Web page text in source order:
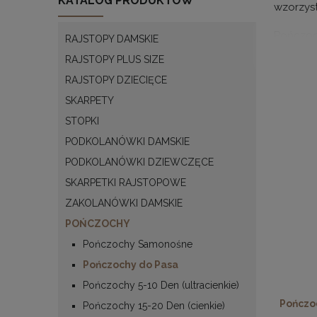
RAJSTOPY DAMSKIE
RAJSTOPY PLUS SIZE
RAJSTOPY DZIECIĘCE
SKARPETY
STOPKI
PODKOLANÓWKI DAMSKIE
PODKOLANÓWKI DZIEWCZĘCE
SKARPETKI RAJSTOPOWE
ZAKOLANÓWKI DAMSKIE
POŃCZOCHY
Pończochy Samonośne
Pończochy do Pasa
Pończochy 5-10 Den (ultracienkie)
Pończochy 15-20 Den (cienkie)